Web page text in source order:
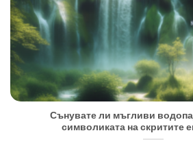
Сънувате ли мъгливи
символиката на скритите